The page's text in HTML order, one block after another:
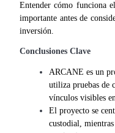
Futuros del USDC
Futuros que utilizan
Entender cómo funciona
importante antes de
inversión.
Conclusiones Clave
ARCANE es un
utiliza pruebas de
vínculos visibles
El proyecto se
custodial,